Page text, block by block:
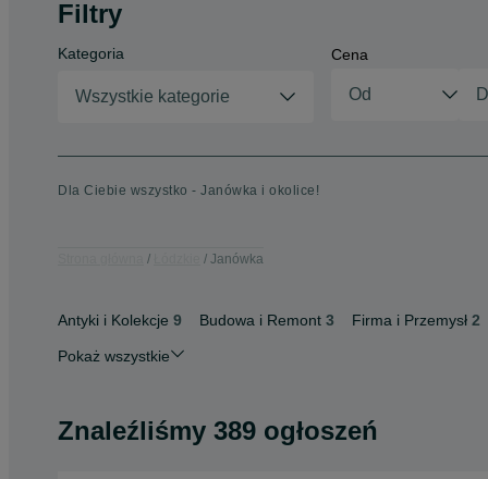
Filtry
Kategoria
Wszystkie kategorie
Cena
Dla Ciebie wszystko - Janówka i okolice!
Janówka
Antyki i Kolekcje 9 Budowa i Remont 3 Firma i Przemysł 2
Pokaż wszystkie
Znaleźliśmy 389 ogłoszeń